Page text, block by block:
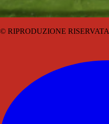
© RIPRODUZIONE RISERVATA